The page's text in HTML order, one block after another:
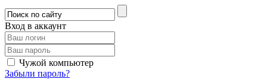
Вход в аккаунт
Чужой компьютер
Забыли пароль?